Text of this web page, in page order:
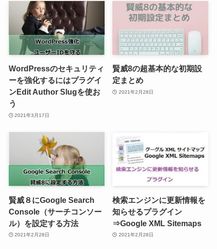
WordPressのセキュリティ
ーを強化するにはプラグイ
ンEdit Author Slugを使お
う
2021年3月17日
賢威8の超基本的な初期設
定まとめ
2021年2月28日
賢威８にGoogle Search
Console（サーチコンソー
ル）を設定する方法
2021年2月28日
検索エンジンに更新情報を
知らせるプラグイン
⇒Google XML Sitemaps
2021年2月28日